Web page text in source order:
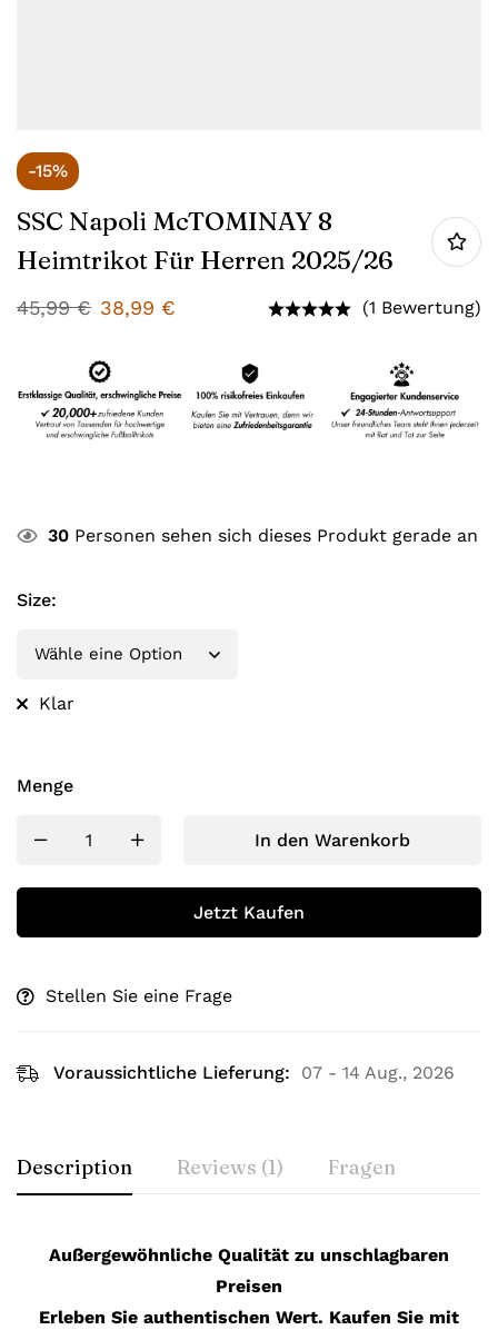
-15%
SSC Napoli McTOMINAY 8
Heimtrikot Für Herren 2025/26
45,99€ 38,99 € (1 Bewertung)
30 Personen sehen sich dieses Produkt gerade an
Size:
Klar
Menge
In den Warenkorb
Jetzt Kaufen
Stellen Sie eine Frage
Voraussichtliche Lieferung: 07 - 14 Aug., 2026
Description Reviews (1) Fragen
Außergewöhnliche Qualität zu unschlagbaren
Preisen
Erleben Sie authentischen Wert. Kaufen Sie mit